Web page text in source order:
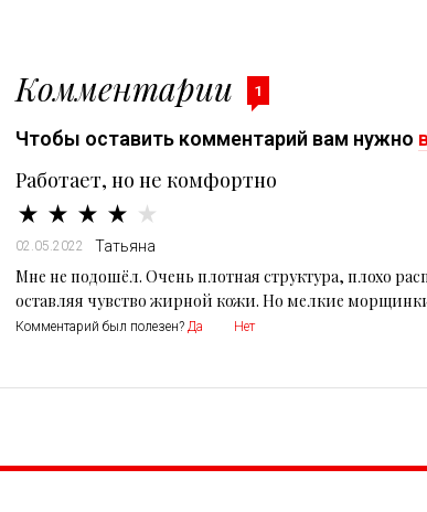
Комментарии 1
Чтобы оставить комментарий вам нужно
Работает, но не комфортно
02.05.2022 Татьяна
Мне не подошёл. Очень плотная структура, плохо
оставляя чувство жирной кожи. Но мелкие
Комментарий был полезен? Да Нет